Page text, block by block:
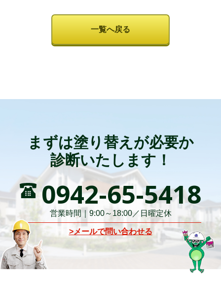
一覧へ戻る
まずは塗り替えが必要か
診断いたします！
0942-65-5418
営業時間｜9:00～18:00／日曜定休
>メールで問い合わせる